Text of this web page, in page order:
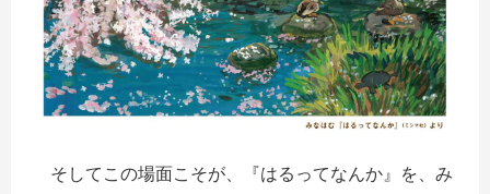
そしてこの場面こそが、『はるってなんか』を、み